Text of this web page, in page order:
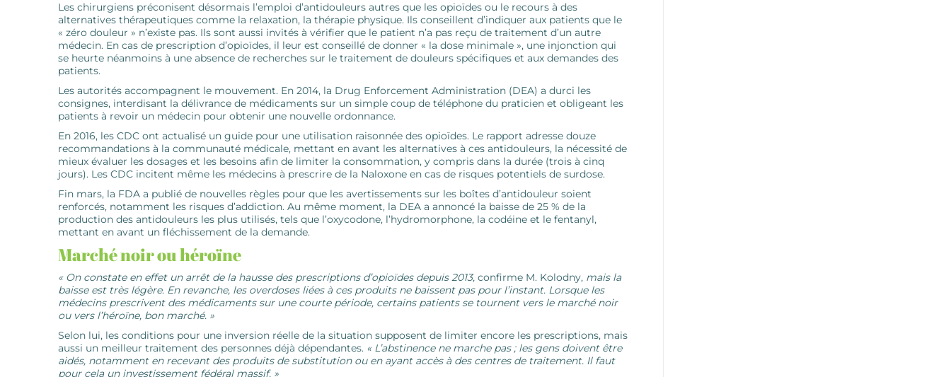
Les chirurgiens préconisent désormais l’emploi d’antidouleurs autres que les opioïdes ou le recours à des
alternatives thérapeutiques comme la relaxation, la thérapie physique. Ils conseillent d’indiquer aux patients que le
« zéro douleur » n’existe pas. Ils sont aussi invités à ­vérifier que le patient n’a pas reçu de traitement d’un autre
médecin. En cas de prescription d’opioïdes, il leur est conseillé de donner « la dose minimale », une injonction qui
se heurte néanmoins à une absence de recherches sur le traitement de douleurs spécifiques et aux demandes des
patients.
Les autorités accompagnent le mouvement. En 2014, la Drug Enforcement Administration (DEA) a durci les
consignes, interdisant la délivrance de médicaments sur un simple coup de téléphone du praticien et obligeant les
patients à revoir un médecin pour obtenir une nouvelle ­ordonnance.
En 2016, les CDC ont actualisé un guide pour une utilisation raisonnée des opioïdes. Le rapport adresse douze
recommandations à la communauté médicale, mettant en avant les alternatives à ces antidouleurs, la nécessité de
mieux évaluer les dosages et les besoins afin de limiter la consommation, y compris dans la ­durée (trois à cinq
jours). Les CDC incitent même les médecins à prescrire de la Naloxone en cas de risques potentiels de surdose.
Fin mars, la FDA a ­publié de nouvelles règles pour que les avertissements sur les boîtes d’antidouleur soient
renforcés, notamment les risques d’addiction. Au même moment, la DEA a annoncé la baisse de 25 % de la
production des antidouleurs les plus ­utilisés, tels que l’oxycodone, l’hydromorphone, la codéine et le fentanyl,
mettant en avant un ­fléchissement de la demande.
Marché noir ou héroïne
« On constate en effet un arrêt de la hausse des prescriptions d’opioïdes depuis 2013, confirme M. Kolodny, mais la
baisse est très légère. En ­revanche, les overdoses liées à ces produits ne baissent pas pour l’instant. Lorsque les
médecins prescrivent des médicaments sur une courte période, certains patients se tournent vers le marché noir
ou vers l’héroïne, bon marché. »
Selon lui, les conditions pour une inversion réelle de la situation supposent de limiter encore les prescriptions, mais
aussi un meilleur traitement des personnes déjà dépendantes. « L’abstinence ne marche pas ; les gens doivent être
aidés, notamment en recevant des produits de substitution ou en ayant accès à des centres de traitement. Il faut
pour cela un investissement fédéral massif. »